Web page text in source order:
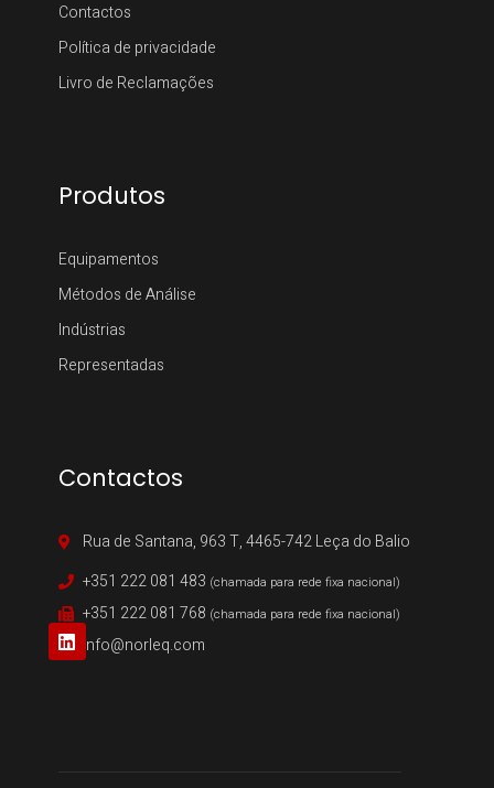
Contactos
Política de privacidade
Livro de Reclamações
Produtos
Equipamentos
Métodos de Análise
Indústrias
Representadas
Contactos
Rua de Santana, 963 T, 4465-742 Leça do Balio
+351 222 081 483 (chamada para rede fixa nacional)
+351 222 081 768 (chamada para rede fixa nacional)
info@norleq.com